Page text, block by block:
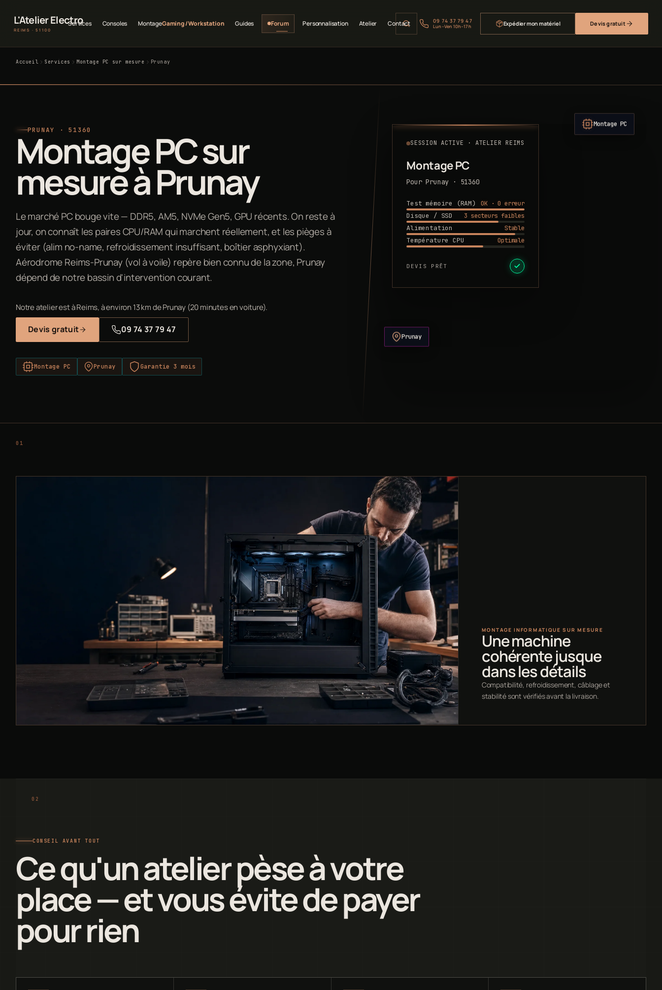
L'Atelier Electro
REIMS · 51100
Services Consoles MontageGaming / Workstation Guides Forum Personnalisation Atelier Contact 09 74 37 79 47
Lun–Ven 10h–17h Expédier mon matériel Devis gratuit
Accueil Services Montage PC sur mesure Prunay
PRUNAY · 51360
Montage PC sur
mesure à Prunay
Le marché PC bouge vite — DDR5, AM5, NVMe Gen5, GPU récents. On reste à
jour, on connaît les paires CPU/RAM qui marchent réellement, et les pièges à
éviter (alim no-name, refroidissement insuffisant, boîtier asphyxiant).
Aérodrome Reims-Prunay (vol à voile) repère bien connu de la zone, Prunay
dépend de notre bassin d'intervention courant.
Notre atelier est à Reims, à environ 13 km de Prunay (20 minutes en voiture).
Devis gratuit 09 74 37 79 47
Montage PC Prunay Garantie 3 mois
SESSION ACTIVE · ATELIER REIMS
Montage PC
Pour Prunay · 51360
Test mémoire (RAM)
OK · 0 erreur
Disque / SSD
3 secteurs faibles
Alimentation
Stable
Température CPU
Optimale
DEVIS PRÊT
Montage PC
Prunay
MONTAGE INFORMATIQUE SUR MESURE
Une machine
cohérente jusque
dans les détails
Compatibilité, refroidissement, câblage et
stabilité sont vérifiés avant la livraison.
CONSEIL AVANT TOUT
Ce qu'un atelier pèse à votre
place — et vous évite de payer
pour rien